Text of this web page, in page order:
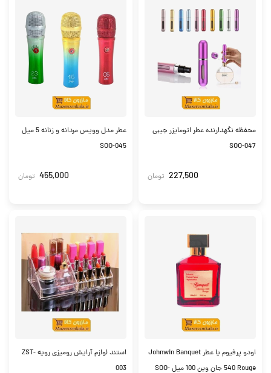
محفظه نگهدارنده عطر اتومایزر جیبی
SOO-047
227,500 تومان
عطر مدل وویس مردانه و زنانه 5 میل
SOO-045
455,000 تومان
اودو پرفیوم یا عطر Johnwin Banquet
540 Rouge جان وین 100 میل SOO-
استند لوازم آرایش رومیزی رویه ZST-
003